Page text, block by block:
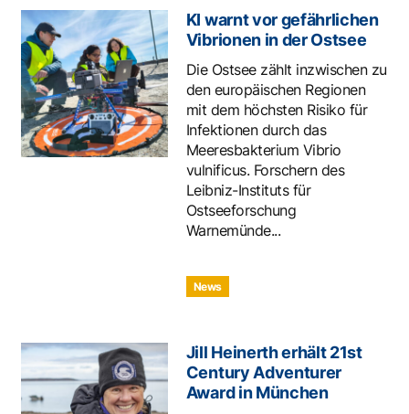
KI warnt vor gefährlichen
Vibrionen in der Ostsee
Die Ostsee zählt inzwischen zu
den europäischen Regionen
mit dem höchsten Risiko für
Infektionen durch das
Meeresbakterium Vibrio
vulnificus. Forschern des
Leibniz-Instituts für
Ostseeforschung
Warnemünde...
News
Jill Heinerth erhält 21st
Century Adventurer
Award in München